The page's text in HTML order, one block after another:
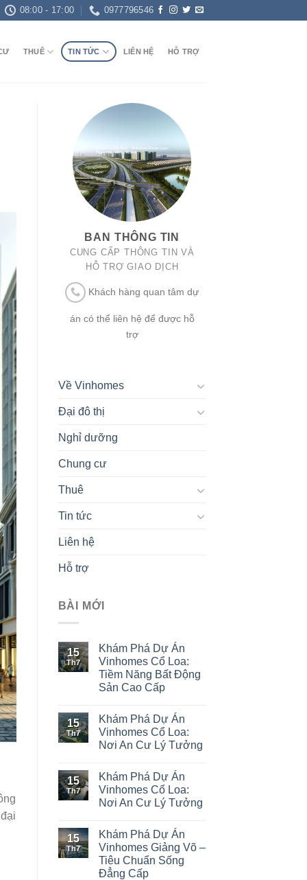
08:00 - 17:00 0977796546
THUÊ TIN TỨC LIÊN HỆ HỖ TRỢ
BAN THÔNG TIN
CUNG CẤP THÔNG TIN VÀ
HỖ TRỢ GIAO DỊCH
Khách hàng quan tâm dự
án có thể liên hệ để được hỗ
trợ
Về Vinhomes
Đại đô thị
Nghỉ dưỡng
Chung cư
Thuê
Tin tức
Liên hệ
Hỗ trợ
BÀI MỚI
15
Th7
Khám Phá Dự Án
Vinhomes Cổ Loa:
Tiềm Năng Bất Động
Sản Cao Cấp
15
Th7
Khám Phá Dự Án
Vinhomes Cổ Loa:
Nơi An Cư Lý Tưởng
15
Th7
Khám Phá Dự Án
Vinhomes Cổ Loa:
Nơi An Cư Lý Tưởng
15
Th7
Khám Phá Dự Án
Vinhomes Giảng Võ –
Tiêu Chuẩn Sống
Đẳng Cấp